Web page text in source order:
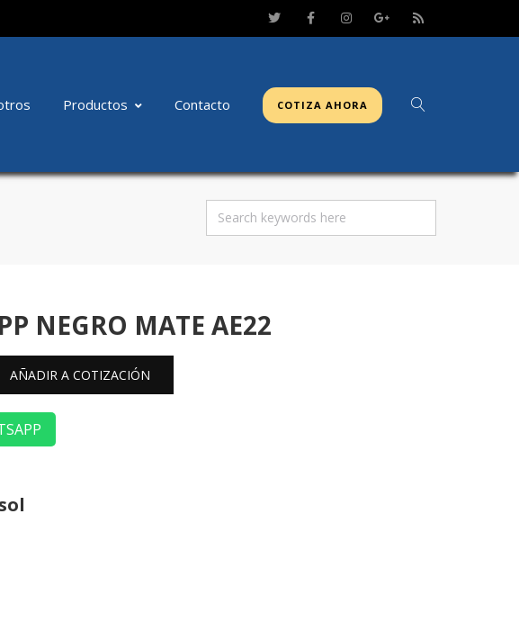
Productos Contacto COTIZA AHORA
NEGRO MATE AE22
AÑADIR A COTIZACIÓN